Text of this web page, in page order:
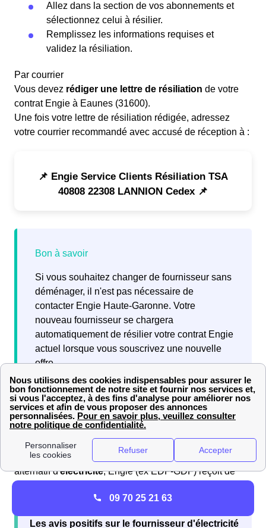
Allez dans la section de vos abonnements et
sélectionnez celui à résilier.
Remplissez les informations requises et
validez la résiliation.
Par courrier
Vous devez rédiger une lettre de résiliation de votre
contrat Engie à Eaunes (31600).
Une fois votre lettre de résiliation rédigée, adressez
votre courrier recommandé avec accusé de réception à :
📌 Engie Service Clients Résiliation TSA
40808 22308 LANNION Cedex 📌
Si vous souhaitez changer de fournisseur sans
déménager, il n'est pas nécessaire de
contacter Engie Haute-Garonne. Votre
nouveau fournisseur se chargera
automatiquement de résilier votre contrat Engie
actuel lorsque vous souscrivez une nouvelle
offre.
Quels sont les avis sur Engie (ex EDF-GDF) à
En tant que fournisseur historique de
et fournisseur
alternatif d'électricité, Engie (ex EDF-GDF) reçoit de
Les avis positifs sur le fournisseur d'électricité
09 70 25 21 63